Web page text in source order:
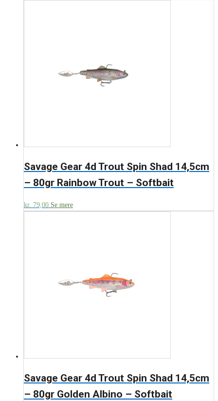
Savage Gear 4d Trout Spin Shad 14,5cm
– 80gr Rainbow Trout – Softbait
kr. 79,00 Se mere
Savage Gear 4d Trout Spin Shad 14,5cm
– 80gr Golden Albino – Softbait